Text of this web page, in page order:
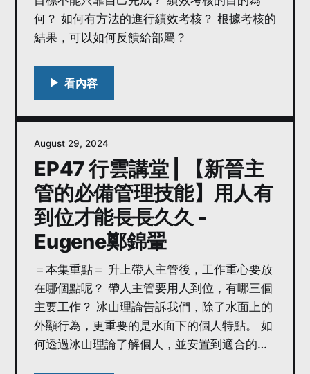
何？ 如何有方法的進行績效考核？ 根據考核的
結果，可以如何反饋給部屬？
EP47 行雲講堂 | 【新晉主
管的必備管理技能】用人有
到位才能長長久久 -
Eugene鄭錦翬
＝本集重點＝ 升上帶人主管後，工作重心要放
在哪個點呢？ 帶人主管要用人到位，有哪三個
主要工作？ 冰山理論告訴我們，除了水面上的
外顯行為，更重要的是水面下的個人特點。 如
何透過冰山理論了解個人，並安置到適合的職
August 29, 2024